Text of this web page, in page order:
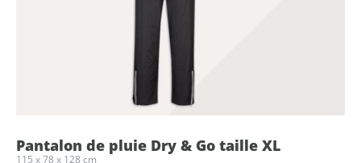
Pantalon de pluie Dry & Go taille XL
115 x 78 x 128 cm